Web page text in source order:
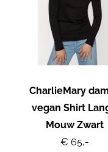
CharlieMary
vegan Shirt
Mouw Zwart
€ 65,-